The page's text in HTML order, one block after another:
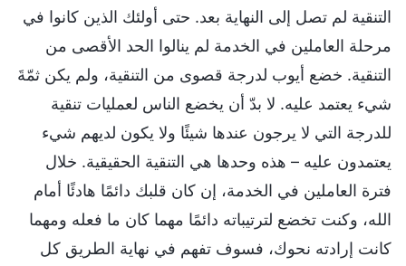
التنقية لم تصل إلى النهاية بعد. حتى أولئك الذين كانوا في
مرحلة العاملين في الخدمة لم ينالوا الحد الأقصى من
التنقية. خضع أيوب لدرجة قصوى من التنقية، ولم يكن ثمّةَ
شيء يعتمد عليه. لا بدّ أن يخضع الناس لعمليات تنقية
للدرجة التي لا يرجون عندها شيئًا ولا يكون لديهم شيء
يعتمدون عليه – هذه وحدها هي التنقية الحقيقية. خلال
فترة العاملين في الخدمة، إن كان قلبك دائمًا هادئًا أمام
الله، وكنت تخضع لترتيباته دائمًا مهما كان ما فعله ومهما
كانت إرادته نحوك، فسوف تفهم في نهاية الطريق كل